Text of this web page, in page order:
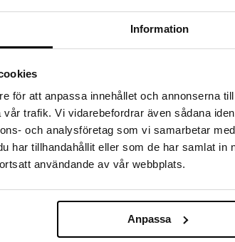
Information
för att anpassa innehållet och annonserna
trafik. Vi vidarebefordrar även sådana
och analysföretag som vi samarbetar
har tillhandahållit eller som de har samlat in
användande av vår webbplats.
Anpassa